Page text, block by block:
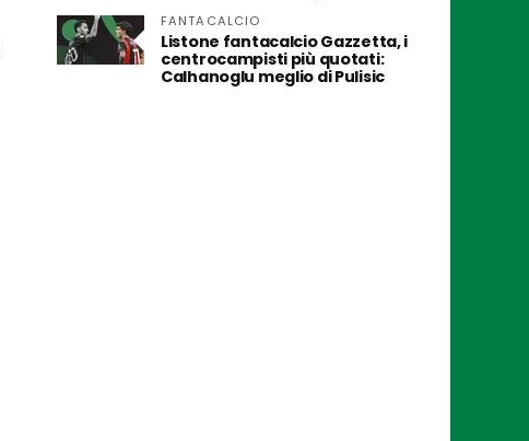
FANTACALCIO
Listone fantacalcio Gazzetta, i
centrocampisti più quotati:
Calhanoglu meglio di Pulisic